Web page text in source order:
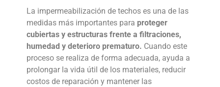
La impermeabilización de techos es una de las
medidas más importantes para proteger
cubiertas y estructuras frente a filtraciones,
humedad y deterioro prematuro. Cuando este
proceso se realiza de forma adecuada, ayuda a
prolongar la vida útil de los materiales, reducir
costos de reparación y mantener las